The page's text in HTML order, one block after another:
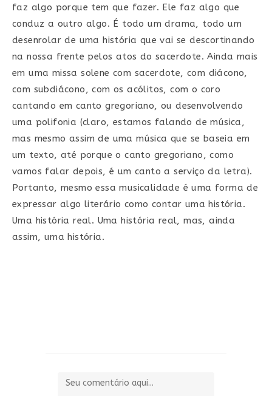
faz algo porque tem que fazer. Ele faz algo que
conduz a outro algo. É todo um drama, todo um
desenrolar de uma história que vai se descortinando
na nossa frente pelos atos do sacerdote. Ainda mais
em uma missa solene com sacerdote, com diácono,
com subdiácono, com os acólitos, com o coro
cantando em canto gregoriano, ou desenvolvendo
uma polifonia (claro, estamos falando de música,
mas mesmo assim de uma música que se baseia em
um texto, até porque o canto gregoriano, como
vamos falar depois, é um canto a serviço da letra).
Portanto, mesmo essa musicalidade é uma forma de
expressar algo literário como contar uma história.
Uma história real. Uma história real, mas, ainda
assim, uma história.
Comentário